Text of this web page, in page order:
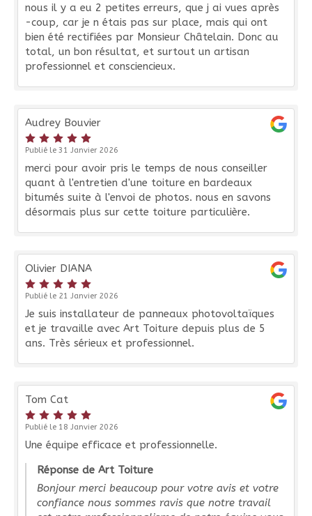
nous il y a eu 2 petites erreurs, que j ai vues après
-coup, car je n étais pas sur place, mais qui ont
bien été rectifiées par Monsieur Châtelain. Donc au
total, un bon résultat, et surtout un artisan
professionnel et consciencieux.
Audrey Bouvier
Publié le 31 Janvier 2026
merci pour avoir pris le temps de nous conseiller
quant à l'entretien d'une toiture en bardeaux
bitumés suite à l'envoi de photos. nous en savons
désormais plus sur cette toiture particulière.
Olivier DIANA
Publié le 21 Janvier 2026
Je suis installateur de panneaux photovoltaïques
et je travaille avec Art Toiture depuis plus de 5
ans. Très sérieux et professionnel.
Tom Cat
Publié le 18 Janvier 2026
Une équipe efficace et professionnelle.
Réponse de Art Toiture
Bonjour merci beaucoup pour votre avis et votre
confiance nous sommes ravis que notre travail